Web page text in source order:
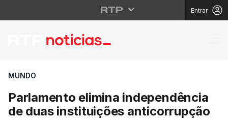
Entrar
Parlamento elimina
MUNDO
Parlamento elimina independência
de duas instituições anticorrupção